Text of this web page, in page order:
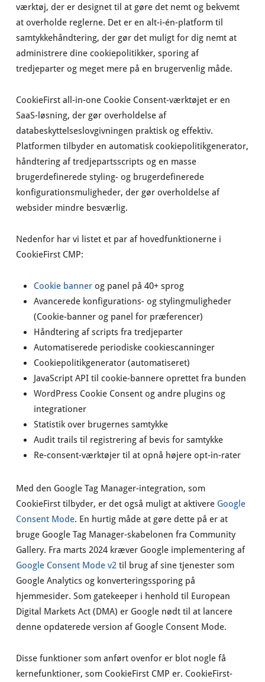
værktøj, der er designet til at gøre det nemt og bekvemt
at overholde reglerne. Det er en alt-i-én-platform til
samtykkehåndtering, der gør det muligt for dig nemt at
administrere dine cookiepolitikker, sporing af
tredjeparter og meget mere på en brugervenlig måde.
CookieFirst all-in-one Cookie Consent-værktøjet er en
SaaS-løsning, der gør overholdelse af
databeskyttelseslovgivningen praktisk og effektiv.
Platformen tilbyder en automatisk cookiepolitikgenerator,
håndtering af tredjepartsscripts og en masse
brugerdefinerede styling- og brugerdefinerede
konfigurationsmuligheder, der gør overholdelse af
websider mindre besværlig.
Nedenfor har vi listet et par af hovedfunktionerne i
CookieFirst CMP:
Cookie bannerog panel på 40+ sprog
Avancerede konfigurations- og stylingmuligheder
(Cookie-banner og panel for præferencer)
Håndtering af scripts fra tredjeparter
Automatiserede periodiske cookiescanninger
Cookiepolitikgenerator (automatiseret)
JavaScript API til cookie-bannere oprettet fra bunden
WordPress Cookie Consent og andre plugins og
integrationer
Statistik over brugernes samtykke
Audit trails til registrering af bevis for samtykke
Re-consent-værktøjer til at opnå højere opt-in-rater
Med den Google Tag Manager-integration, som
CookieFirst tilbyder, er det også muligt at aktivere Google
Consent Mode. En hurtig måde at gøre dette på er at
bruge Google Tag Manager-skabelonen fra Community
Gallery. Fra marts 2024 kræver Google implementering af
Google Consent Mode v2til brug af sine tjenester som
Google Analytics og konverteringssporing på
hjemmesider. Som gatekeeper i henhold til European
Digital Markets Act (DMA) er Google nødt til at lancere
denne opdaterede version af Google Consent Mode.
Disse funktioner som anført ovenfor er blot nogle få
kernefunktioner, som CookieFirst CMP er. CookieFirst-